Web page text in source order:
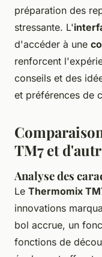
préparation des
stressante. L'
d'accéder à une
renforcent
conseils et des
et préférences de
TM7 et
Analyse des
Le Thermomix
innovations
bol accrue, un
fonctions de